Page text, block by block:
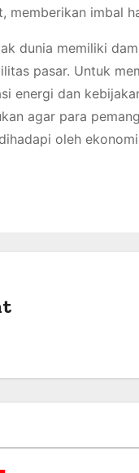
memberikan imbal
dunia memiliki
pasar. Untuk
energi dan
agar para
oleh